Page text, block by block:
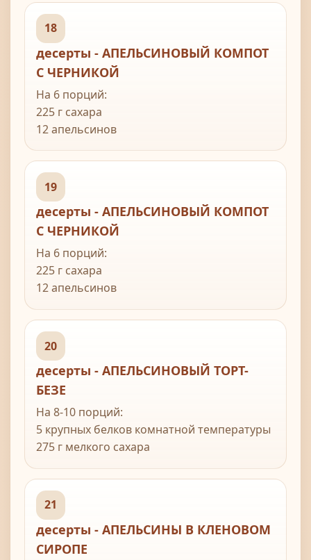
порезанных
"Королек"
сок 1/2 лимона
18
десерты - АПЕЛЬСИНОВЫЙ КОМПОТ
С ЧЕРНИКОЙ
На 6 порций:
225 г сахара
12 апельсинов
450 г черники
19
десерты - АПЕЛЬСИНОВЫЙ КОМПОТ
С ЧЕРНИКОЙ
На 6 порций:
225 г сахара
12 апельсинов
20
десерты - АПЕЛЬСИНОВЫЙ ТОРТ-
БЕЗЕ
На 8-10 порций:
5 крупных белков комнатной температуры
275 г мелкого сахара
1 ч л крахмала, просеянного
Для апельсиновой начинки:
2 ст л крахмала, просеянного
4 крупных желтка
21
десерты - АПЕЛЬСИНЫ В КЛЕНОВОМ
СИРОПЕ